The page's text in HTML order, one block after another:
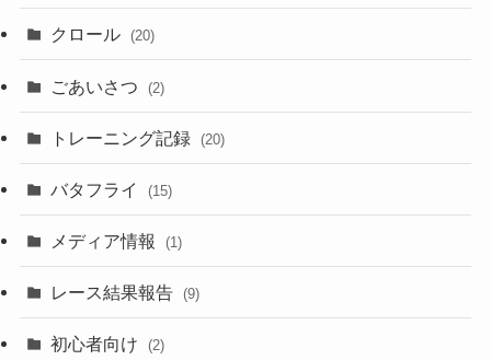
クロール (20)
ごあいさつ (2)
トレーニング記録 (20)
バタフライ (15)
メディア情報 (1)
レース結果報告 (9)
初心者向け (2)